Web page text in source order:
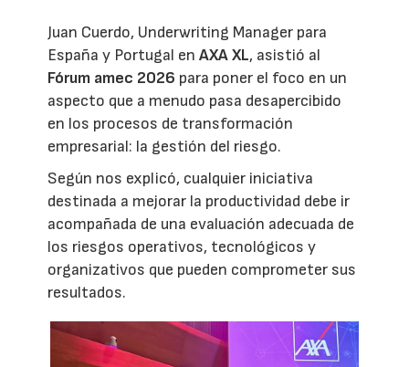
Juan Cuerdo, Underwriting Manager para
España y Portugal enAXA XL, asistió al
Fórum amec 2026 para poner el foco en un
aspecto que a menudo pasa desapercibido
en los procesos de transformación
empresarial: la gestión del riesgo.
Según nos explicó, cualquier iniciativa
destinada a mejorar la productividad debe ir
acompañada de una evaluación adecuada de
los riesgos operativos, tecnológicos y
organizativos que pueden comprometer sus
resultados.